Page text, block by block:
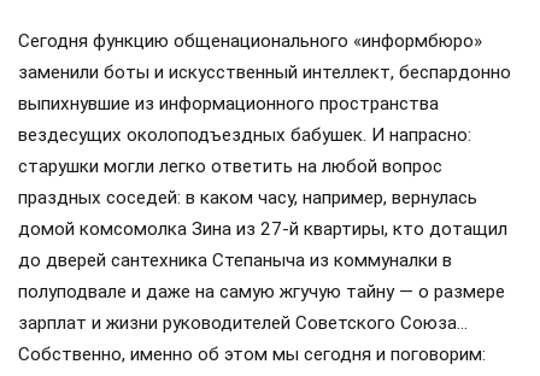
Сегодня функцию общенационального «информбюро»
заменили боты и искусственный интеллект, беспардонно
выпихнувшие из информационного пространства
вездесущих околоподъездных бабушек. И напрасно:
старушки могли легко ответить на любой вопрос
праздных соседей: в каком часу, например, вернулась
домой комсомолка Зина из 27-й квартиры, кто дотащил
до дверей сантехника Степаныча из коммуналки в
полуподвале и даже на самую жгучую тайну — о размере
зарплат и жизни руководителей Советского Союза…
Собственно, именно об этом мы сегодня и поговорим: